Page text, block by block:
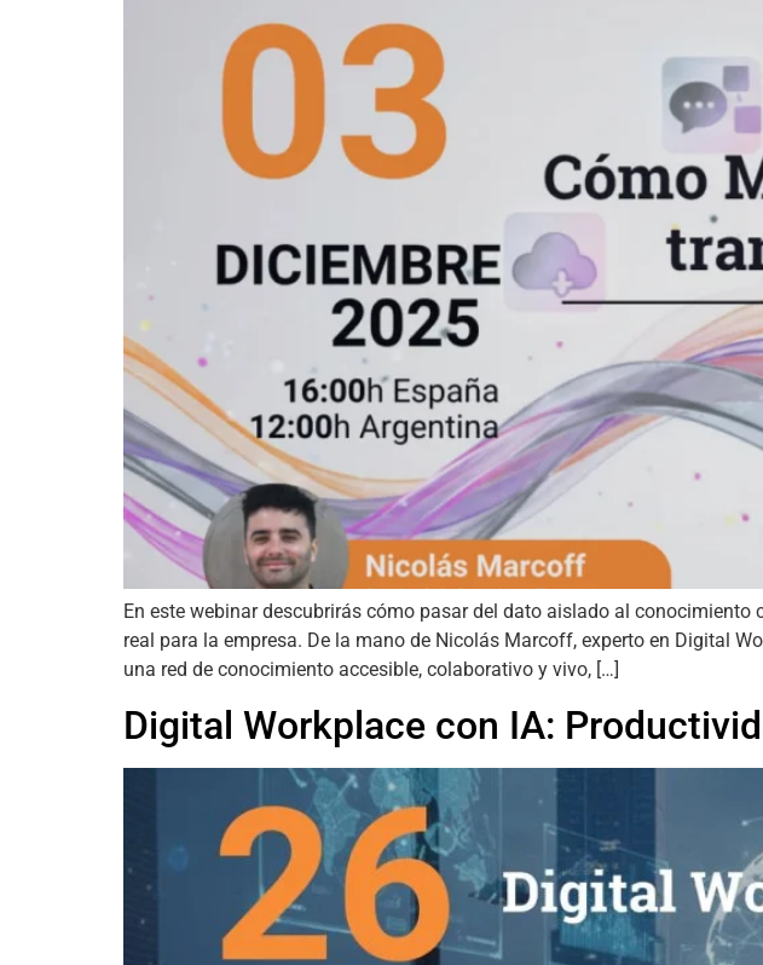
En este webinar descubrirás cómo pasar del dato aislado al
real para la empresa. De la mano de Nicolás Marcoff, experto en Digital
una red de conocimiento accesible, colaborativo y vivo, […]
Digital Workplace con IA: